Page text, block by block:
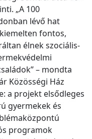
„A 100
lévő hat
fontos,
élnek szociális-
– mondta
Közösségi Ház
a projekt elsődleges
gyermekek és
programok